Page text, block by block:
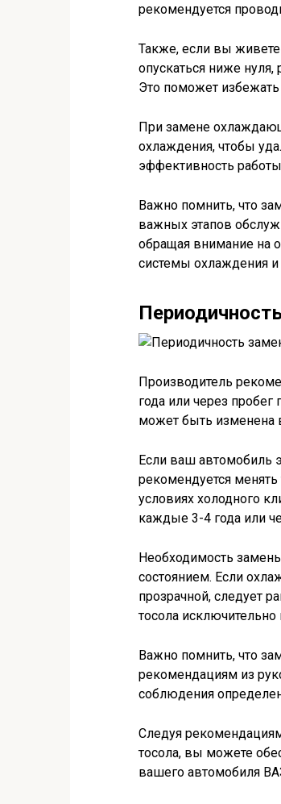
рекомендуется
Также, если вы
опускаться ниже
Это поможет
При замене
охлаждения, чтобы
эффективность
Важно помнить, что
важных этапов
обращая внимание на
системы охлаждения
Производитель
года или через
может быть изменена
Если ваш автомобиль
рекомендуется
условиях холодного
каждые 3-4 года или
Необходимость
состоянием. Если
прозрачной, следует
тосола
Важно помнить, что
рекомендациям из
соблюдения
Следуя
тосола, вы можете
вашего автомобиля